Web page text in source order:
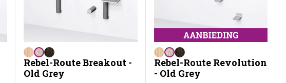
Rebel-Route Breakout -
Old Grey
Rebel-Route Revolution
- Old Grey